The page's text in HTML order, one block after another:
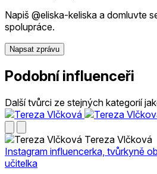
Napiš @eliska-keliska a domluvte
spolupráce.
Napsat zprávu
Podobní influenceři
Další tvůrci ze stejných kategorií
Tereza Vlčková
Instagram influencerka, tvůrkyně
učitelka